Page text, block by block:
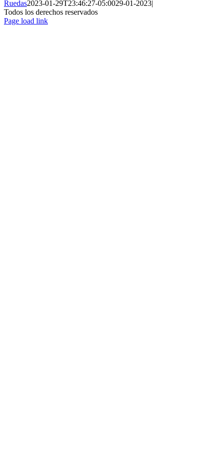
Ruedas2023-01-29T23:46:27-05:0029-01-2023|
Todos los derechos reservados
Page load link